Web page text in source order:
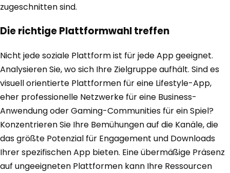
zugeschnitten sind.
Die richtige Plattformwahl treffen
Nicht jede soziale Plattform ist für jede App geeignet.
Analysieren Sie, wo sich Ihre Zielgruppe aufhält. Sind es
visuell orientierte Plattformen für eine Lifestyle-App,
eher professionelle Netzwerke für eine Business-
Anwendung oder Gaming-Communities für ein Spiel?
Konzentrieren Sie Ihre Bemühungen auf die Kanäle, die
das größte Potenzial für Engagement und Downloads
Ihrer spezifischen App bieten. Eine übermäßige Präsenz
auf ungeeigneten Plattformen kann Ihre Ressourcen